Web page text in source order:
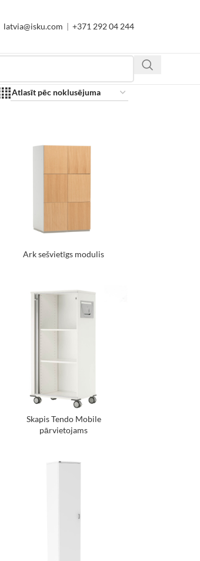
latvia@isku.com | +371 292 04 244
Ark sešvietīgs modulis
Skapis Tendo Mobile
pārvietojams